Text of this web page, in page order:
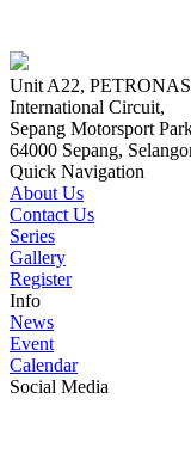
Unit A22, PETRONAS
International Circuit,
Sepang Motorsport
64000 Sepang,
Quick Navigation
About Us
Contact Us
Series
Gallery
Register
Info
News
Event
Calendar
Social Media